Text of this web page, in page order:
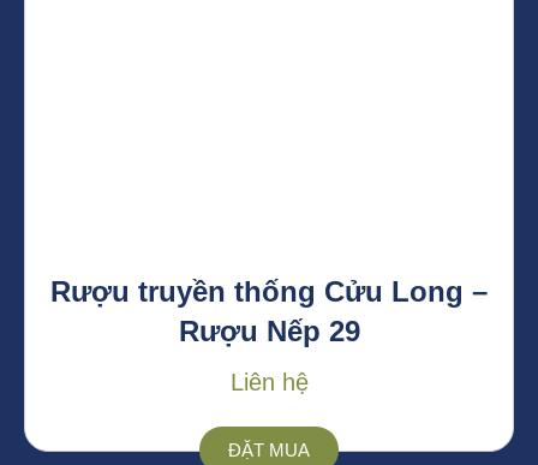
Rượu truyền thống Cửu Long –
Rượu Nếp 29
Liên hệ
ĐẶT MUA